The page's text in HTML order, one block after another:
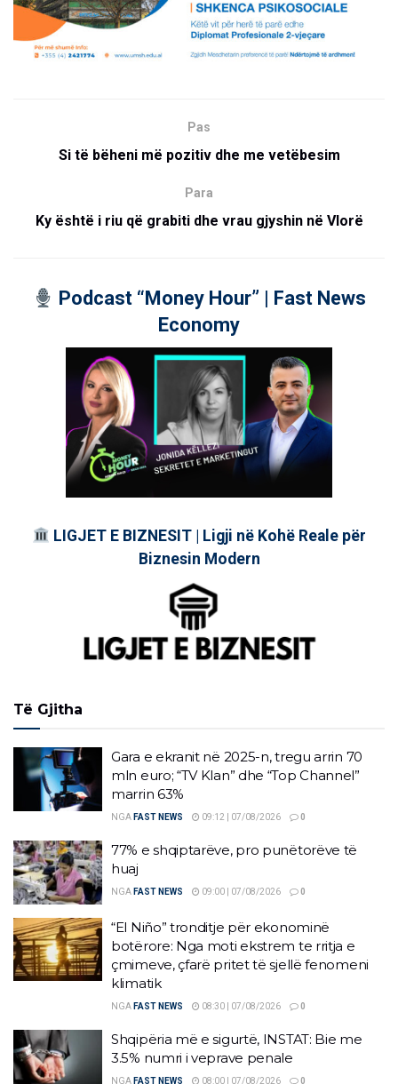
Pas
Si të bëheni më pozitiv dhe me vetëbesim
Para
Ky është i riu që grabiti dhe vrau gjyshin në Vlorë
Podcast “Money Hour” | Fast News
Economy
LIGJET E BIZNESIT | Ligji në Kohë Reale për
Biznesin Modern
Të Gjitha
Gara e ekranit në 2025-n, tregu arrin 70
mln euro; “TV Klan” dhe “Top Channel”
marrin 63%
NGA FAST NEWS 09:12 | 07/08/2026 0
77% e shqiptarëve, pro punëtorëve të
huaj
NGA FAST NEWS 09:00 | 07/08/2026 0
“El Niño” tronditje për ekonominë
botërore: Nga moti ekstrem te rritja e
çmimeve, çfarë pritet të sjellë fenomeni
klimatik
NGA FAST NEWS 08:30 | 07/08/2026 0
Shqipëria më e sigurtë, INSTAT: Bie me
3.5% numri i veprave penale
NGA FAST NEWS 08:00 | 07/08/2026 0